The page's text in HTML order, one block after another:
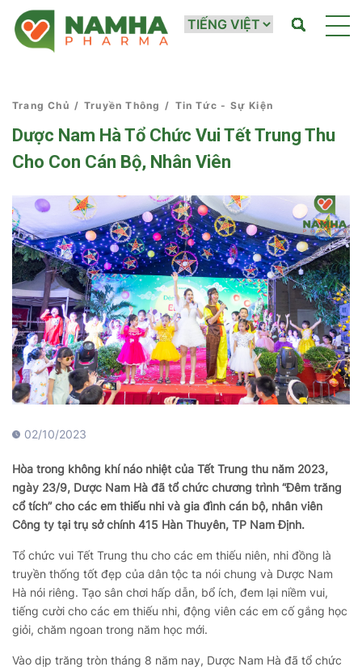
Trang Chủ / Truyền Thông / Tin Tức - Sự Kiện
Dược Nam Hà Tổ Chức Vui Tết Trung Thu
Cho Con Cán Bộ, Nhân Viên
02/10/2023
Hòa trong không khí náo nhiệt của Tết Trung thu năm 2023,
ngày 23/9, Dược Nam Hà đã tổ chức chương trình “Đêm trăng
cổ tích” cho các em thiếu nhi và gia đình cán bộ, nhân viên
Công ty tại trụ sở chính 415 Hàn Thuyên, TP Nam Định.
Tổ chức vui Tết Trung thu cho các em thiếu niên, nhi đồng là
truyền thống tốt đẹp của dân tộc ta nói chung và Dược Nam
Hà nói riêng. Tạo sân chơi hấp dẫn, bổ ích, đem lại niềm vui,
tiếng cười cho các em thiếu nhi, động viên các em cố gắng học
giỏi, chăm ngoan trong năm học mới.
Vào dịp trăng tròn tháng 8 năm nay, Dược Nam Hà đã tổ chức